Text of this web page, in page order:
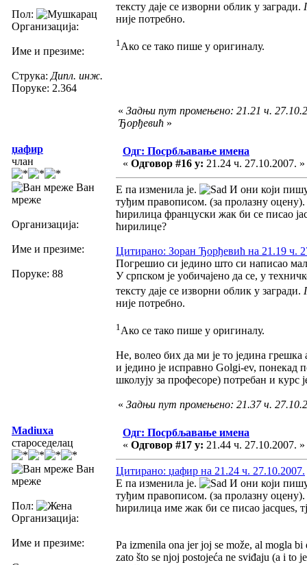
Пол:
Организација:
Име и презиме:
Струка: Дипл. инж.
Поруке: 2.364
тексту даје се изворни облик у загради.
није потребно.
1Ако се тако пише у оригиналу.
« Задњи пут промењено: 21.21 ч.
Ђорђевић »
џафир
члан
Ван
мреже
Организација:
Име и презиме:
Поруке: 88
Одг: Посрбљавање имена
« Одговор #16 у: 21.24 ч. 27.10.2007. »
Е па изменила је.
И они који
туђим правописом. (за пролазну
ћирилица француски жак би се писао
ћирилице?
Цитирано: Зоран Ђорђевић на 21.19 ч.
Погрешио си једино што си написао
У српском је уобичајено да се, у
тексту даје се изворни облик у загради.
није потребно.
1Ако се тако пише у оригиналу.
Не, волео бих да ми је то једина
и једино је исправно Golgi-ev, понекад
школују за професоре) потребан и курс
« Задњи пут промењено: 21.37 ч.
Madiuxa
староседелац
Ван
мреже
Пол:
Организација:
Име и презиме:
Одг: Посрбљавање имена
« Одговор #17 у: 21.44 ч. 27.10.2007. »
Цитирано: џафир на 21.24 ч. 27.10.2007.
Е па изменила је.
И они који
туђим правописом. (за пролазну
ћирилица име жак би се писао jacques,
Pa izmenila ona jer joj se može, al mogla
zato što se njoj postojeća ne sviđaju (a i to